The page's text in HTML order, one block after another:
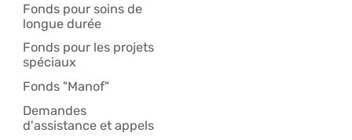
Fonds pour soins de
longue durée
Fonds pour les projets
spéciaux
Fonds "Manof"
Demandes
d'assistance et appels